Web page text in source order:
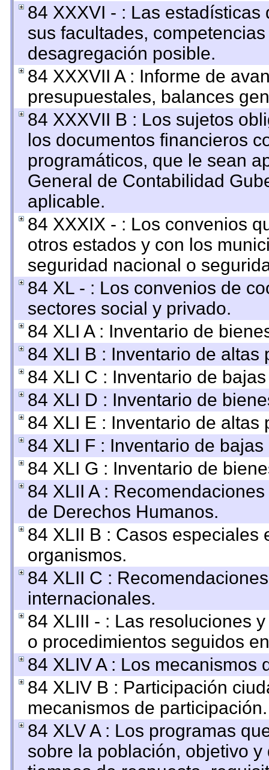
84 XXXVI - : Las
sus facultades,
desagregación posible.
84 XXXVII A : Informe de
presupuestales, balances
84 XXXVII B : Los sujetos
los documentos financieros
programáticos, que le sean
General de Contabilidad
aplicable.
84 XXXIX - : Los convenios
otros estados y con los
seguridad nacional o
84 XL - : Los convenios de
sectores social y privado.
84 XLI A : Inventario de
84 XLI B : Inventario de
84 XLI C : Inventario de
84 XLI D : Inventario de
84 XLI E : Inventario de
84 XLI F : Inventario de
84 XLI G : Inventario de
84 XLII A :
de Derechos Humanos.
84 XLII B : Casos especiales
organismos.
84 XLII C :
internacionales.
84 XLIII - : Las resoluciones
o procedimientos seguidos
84 XLIV A : Los mecanismos
84 XLIV B : Participación
mecanismos de participación.
84 XLV A : Los programas
sobre la población, objetivo